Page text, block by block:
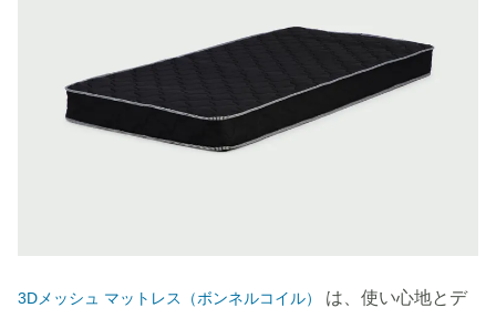
3Dメッシュ マットレス（ボンネルコイル）
は、使い心地とデ